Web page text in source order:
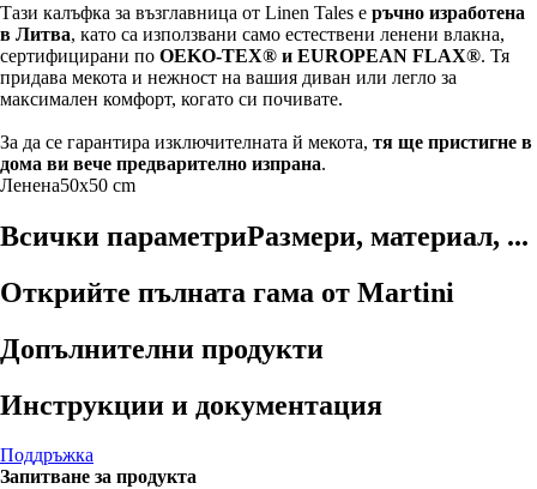
Тази калъфка за възглавница от Linen Tales е ръчно изработена
в Литва, като са използвани само естествени ленени влакна,
сертифицирани по OEKO-TEX® и EUROPEAN FLAX®. Тя
придава мекота и нежност на вашия диван или легло за
максимален комфорт, когато си почивате.
За да се гарантира изключителната й мекота, тя ще пристигне в
дома ви вече предварително изпрана.
Ленена50x50 cm
Всички параметриРазмери, материал, ...
Открийте пълната гама от Martini
Допълнителни продукти
Инструкции и документация
Поддръжка
Запитване за продукта